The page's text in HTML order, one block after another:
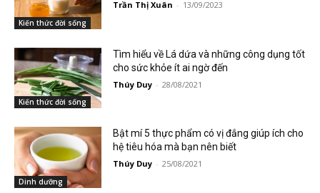
Kiến thức đời sống
Trần Thị Xuân - 13/09/2023
Kiến thức đời sống
Tìm hiểu về Lá dứa và những công dụng tốt
cho sức khỏe ít ai ngờ đến
Thúy Duy - 28/08/2021
Dinh dưỡng
Bật mí 5 thực phẩm có vị đắng giúp ích cho
hệ tiêu hóa mà bạn nên biết
Thúy Duy - 25/08/2021